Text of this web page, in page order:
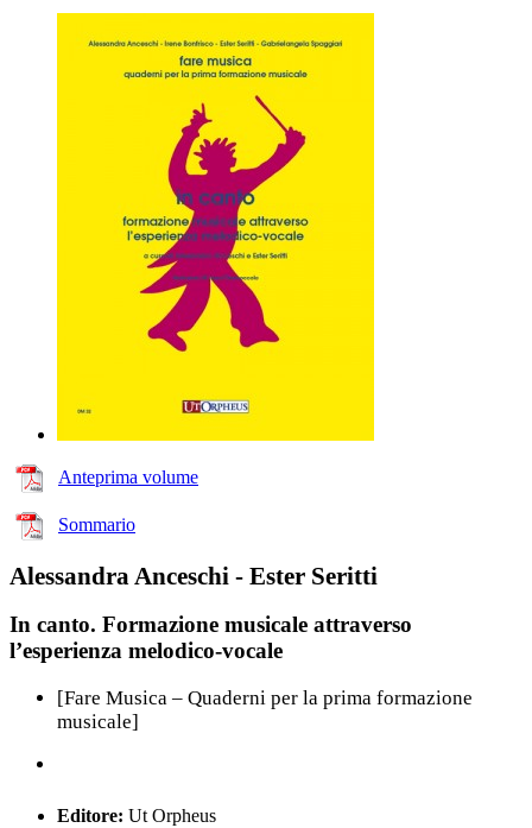
Anteprima volume
Sommario
Alessandra Anceschi - Ester Seritti
In canto. Formazione musicale attraverso
l’esperienza melodico-vocale
[Fare Musica – Quaderni per la prima formazione
musicale]
Editore: Ut Orpheus